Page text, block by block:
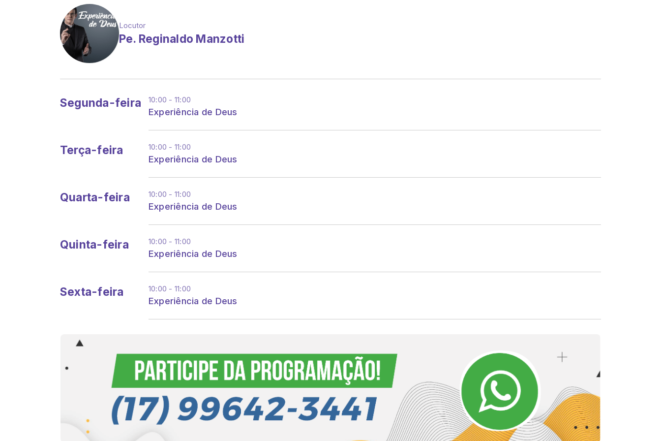
Locutor
Pe. Reginaldo Manzotti
Segunda-feira 10:00 - 11:00
Experiência de Deus
Terça-feira 10:00 - 11:00
Experiência de Deus
Quarta-feira 10:00 - 11:00
Experiência de Deus
Quinta-feira 10:00 - 11:00
Experiência de Deus
Sexta-feira 10:00 - 11:00
Experiência de Deus